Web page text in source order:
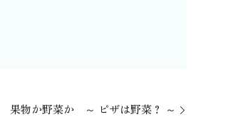
果物か野菜か ～ ピザは野菜？ ～